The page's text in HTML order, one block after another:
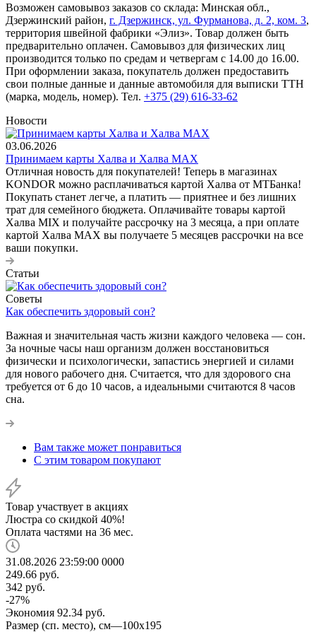
Возможен самовывоз заказов со склада: Минская обл.,
Дзержинский район, г. Дзержинск, ул. Фурманова, д. 2, ком. 3,
территория швейной фабрики «Элиз». Товар должен быть
предварительно оплачен. Самовывоз для физических лиц
производится только по средам и четвергам с 14.00 до 16.00.
При оформлении заказа, покупатель должен предоставить
свои полные данные и данные автомобиля для выписки ТТН
(марка, модель, номер). Тел. +375 (29) 616-33-62
Новости
03.06.2026
Принимаем карты Халва и Халва MАХ
Отличная новость для покупателей! Теперь в магазинах
KONDOR можно расплачиваться картой Халва от МТБанка!
Покупать станет легче, а платить — приятнее и без лишних
трат для семейного бюджета. Оплачивайте товары картой
Халва MIX и получайте рассрочку на 3 месяца, а при оплате
картой Халва MАХ вы получаете 5 месяцев рассрочки на все
ваши покупки.
Статьи
Советы
Как обеспечить здоровый сон?
Важная и значительная часть жизни каждого человека — сон.
За ночные часы наш организм должен восстановиться
физически и психологически, запастись энергией и силами
для нового рабочего дня. Считается, что для здорового сна
требуется от 6 до 10 часов, а идеальными считаются 8 часов
сна.
Вам также может понравиться
С этим товаром покупают
Товар участвует в акциях
Люстра со скидкой 40%!
Оплата частями на 36 мес.
31.08.2026 23:59:00 0000
249.66 руб.
342 руб.
-27%
Экономия 92.34 руб.
Размер (сп. место), см—100x195